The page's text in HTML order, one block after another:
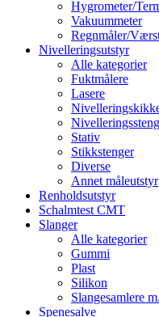
Hygrometer/
Vakuummeter
Regnmåler/
Nivelleringsutstyr
Alle kategorier
Fuktmålere
Lasere
Stativ
Stikkstenger
Diverse
Annet måleutstyr
Renholdsutstyr
Schalmtest CMT
Slanger
Alle kategorier
Gummi
Plast
Silikon
Slangesamlere
Spenesalve